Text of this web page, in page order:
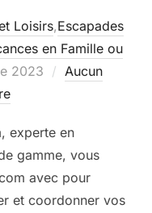
Loisirs,Escapades
en Famille ou
2023
Aucun
experte en
gamme, vous
avec pour
et coordonner vos